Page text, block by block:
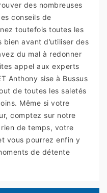
des nombreuses
conseils de
toutefois toutes les
avant d’utiliser des
du mal à redonner
appel aux experts
Anthony sise à Bussus
de toutes les saletés
Même si votre
comptez sur notre
de temps, votre
vous pourrez enfin y
de détente